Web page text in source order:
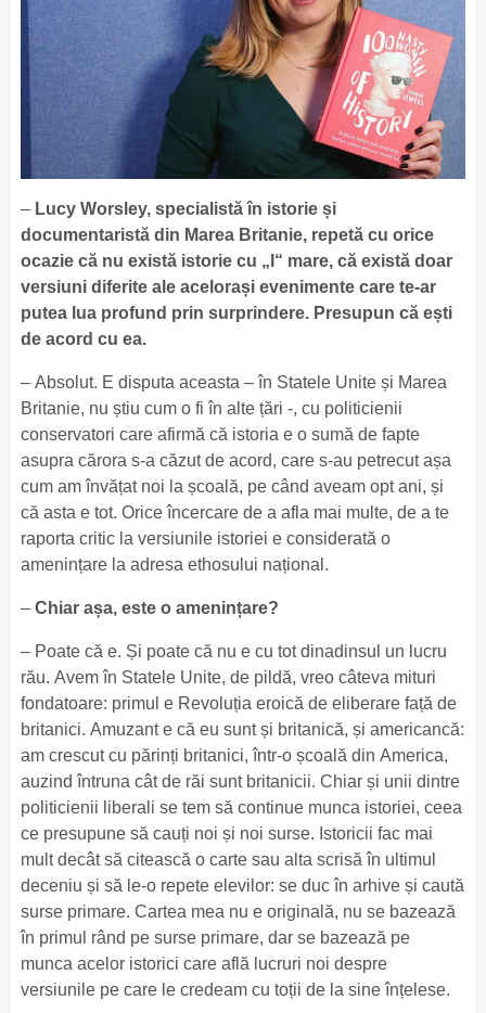
– Lucy Worsley, specialistă în istorie și
documentaristă din Marea Britanie, repetă cu orice
ocazie că nu există istorie cu „I“ mare, că există doar
versiuni diferite ale acelorași evenimente care te-ar
putea lua profund prin surprindere. Presupun că ești
de acord cu ea.
– Absolut. E disputa aceasta – în Statele Unite și Marea
Britanie, nu știu cum o fi în alte țări -, cu politicienii
conservatori care afirmă că istoria e o sumă de fapte
asupra cărora s-a căzut de acord, care s-au petrecut așa
cum am învățat noi la școală, pe când aveam opt ani, și
că asta e tot. Orice încercare de a afla mai multe, de a te
raporta critic la versiunile istoriei e considerată o
amenințare la adresa ethosului național.
– Chiar așa, este o amenințare?
– Poate că e. Și poate că nu e cu tot dinadinsul un lucru
rău. Avem în Statele Unite, de pildă, vreo câteva mituri
fondatoare: primul e Revoluția eroică de eliberare față de
britanici. Amuzant e că eu sunt și britanică, și americancă:
am crescut cu părinți britanici, într-o școală din America,
auzind întruna cât de răi sunt britanicii. Chiar și unii dintre
politicienii liberali se tem să continue munca istoriei, ceea
ce presupune să cauți noi și noi surse. Istoricii fac mai
mult decât să citească o carte sau alta scrisă în ultimul
deceniu și să le-o repete elevilor: se duc în arhive și caută
surse primare. Cartea mea nu e originală, nu se bazează
în primul rând pe surse primare, dar se bazează pe
munca acelor istorici care află lucruri noi despre
versiunile pe care le credeam cu toții de la sine înțelese.